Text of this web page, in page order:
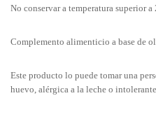
No conservar a temperatura superior a
Complemento alimenticio a base de
Este producto lo puede tomar una
huevo, alérgica a la leche o